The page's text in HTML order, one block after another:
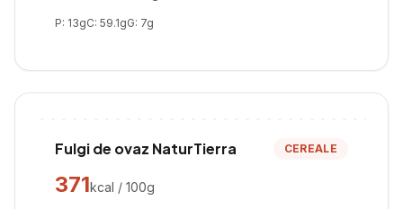
P: 13gC: 59.1gG: 7g
Fulgi de ovaz NaturTierra CEREALE
371kcal / 100g